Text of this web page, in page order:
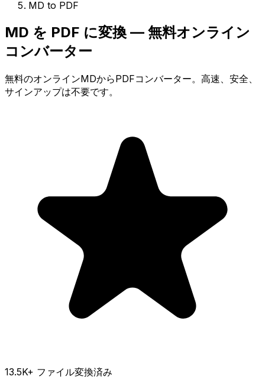
MD to PDF
MD を PDF に変換 — 無料オンライン
コンバーター
無料のオンラインMDからPDFコンバーター。高速、安全、
サインアップは不要です。
13.5K+ ファイル変換済み